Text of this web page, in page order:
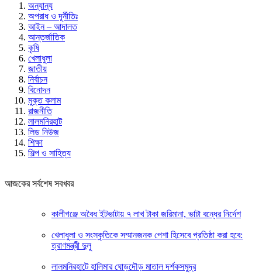
অন্যান্য
অপরাধ ও দূর্নীতিঃ
আইন – আদালত
আন্তর্জাতিক
কৃষি
খেলাধুলা
জাতীয়
নির্বাচন
বিনোদন
মুক্ত কলাম
রাজনীতি
লালমনিরহাট
লিড নিউজ
শিক্ষা
শিল্প ও সাহিত্য
আজকের সর্বশেষ সবখবর
কালীগঞ্জে অবৈধ ইটভাটায় ৭ লাখ টাকা জরিমানা, ভাটা বন্ধের নির্দেশ
খেলাধুলা ও সংস্কৃতিকে সম্মানজনক পেশা হিসেবে প্রতিষ্ঠা করা হবে:
ত্রাণমন্ত্রী দুলু
লালমনিরহাটে হালিমার ঘোড়দৌড় মাতাল দর্শকসমুদ্র